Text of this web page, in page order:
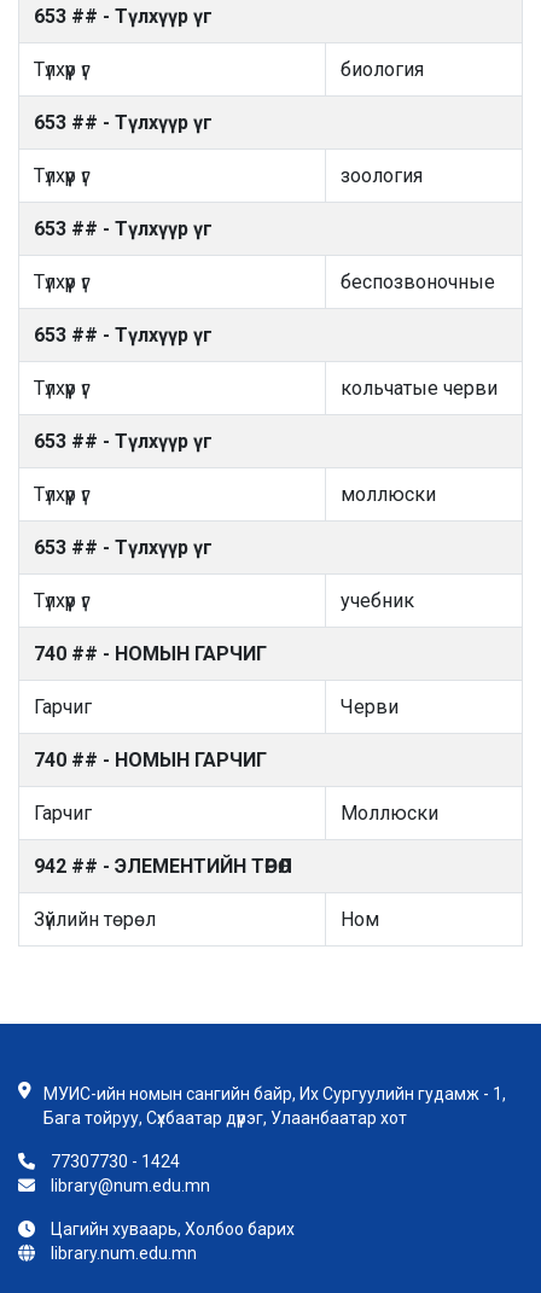
653 ## - Түлхүүр үг
Түлхүүр үг биология
653 ## - Түлхүүр үг
Түлхүүр үг зоология
653 ## - Түлхүүр үг
Түлхүүр үг беспозвоночные
653 ## - Түлхүүр үг
Түлхүүр үг кольчатые черви
653 ## - Түлхүүр үг
Түлхүүр үг моллюски
653 ## - Түлхүүр үг
Түлхүүр үг учебник
740 ## - НОМЫН ГАРЧИГ
Гарчиг Черви
740 ## - НОМЫН ГАРЧИГ
Гарчиг Моллюски
942 ## - ЭЛЕМЕНТИЙН ТӨРӨЛ
Зүйлийн төрөл Ном
МУИС-ийн номын сангийн байр, Их Сургуулийн гудамж - 1,
Бага тойруу, Сүхбаатар дүүрэг, Улаанбаатар хот
77307730 - 1424
library@num.edu.mn
Цагийн хуваарь, Холбоо барих
library.num.edu.mn